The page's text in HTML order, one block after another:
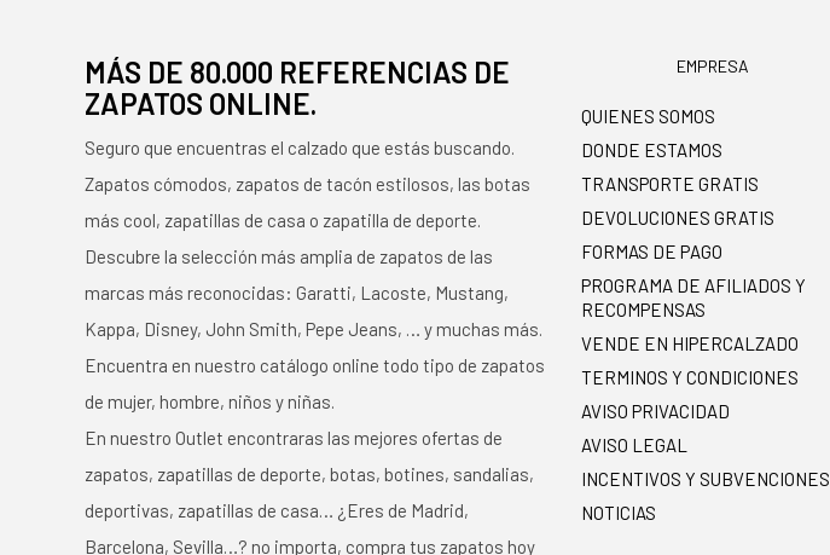
MÁS DE 80.000 REFERENCIAS DE
ZAPATOS ONLINE.
Seguro que encuentras el calzado que estás buscando.
Zapatos cómodos, zapatos de tacón estilosos, las botas
más cool, zapatillas de casa o zapatilla de deporte.
Descubre la selección más amplia de zapatos de las
marcas más reconocidas: Garatti, Lacoste, Mustang,
Kappa, Disney, John Smith, Pepe Jeans, … y muchas más.
Encuentra en nuestro catálogo online todo tipo de zapatos
de mujer, hombre, niños y niñas.
En nuestro Outlet encontraras las mejores ofertas de
zapatos, zapatillas de deporte, botas, botines, sandalias,
deportivas, zapatillas de casa… ¿Eres de Madrid,
Barcelona, Sevilla…? no importa, compra tus zapatos hoy
EMPRESA
QUIENES SOMOS
DONDE ESTAMOS
TRANSPORTE GRATIS
DEVOLUCIONES GRATIS
FORMAS DE PAGO
PROGRAMA DE AFILIADOS Y
RECOMPENSAS
VENDE EN HIPERCALZADO
TERMINOS Y CONDICIONES
AVISO PRIVACIDAD
AVISO LEGAL
INCENTIVOS Y SUBVENCIONES
NOTICIAS